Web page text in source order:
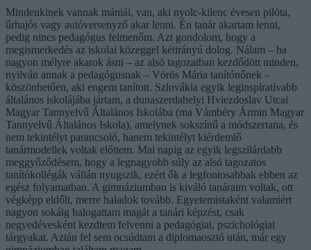
Mindenkinek vannak mániái, van, aki nyolc-kilenc évesen pilóta,
űrhajós vagy autóversenyző akar lenni. Én tanár akartam lenni,
pedig nincs pedagógus felmenőm. Azt gondolom, hogy a
megismerkedés az iskolai közeggel kétirányú dolog. Nálam – ha
nagyon mélyre akarok ásni – az alsó tagozatban kezdődött minden,
nyilván annak a pedagógusnak – Vörös Mária tanítónőnek –
köszönhetően, aki engem tanított. Szlovákia egyik leginspiratívabb
általános iskolájába jártam, a dunaszerdahelyi Hviezdoslav Utcai
Magyar Tannyelvű Általános Iskolába (ma Vámbéry Ármin Magyar
Tannyelvű Általános Iskola), amelynek sokszínű a módszertana, és
nem tekintélyt parancsoló, hanem tekintélyt kiérdemlő
tanármodellek voltak előttem. Mai napig az egyik legszilárdabb
meggyőződésem, hogy a legnagyobb súly az alsó tagozatos
tanítókollégák vállán nyugszik, ezért ők a legfontosabbak ebben az
egész folyamatban. A gimnáziumban is kiváló tanáraim voltak, ott
végképp eldőlt, merre haladok tovább. Egyetemistaként valamiért
nagyon sokáig halogattam magát a tanári képzést, csak
negyedévesként kezdtem felvenni a pedagógiai, pszichológiai
tárgyakat. Aztán fel sem ocsúdtam a diplomaosztó után, már egy